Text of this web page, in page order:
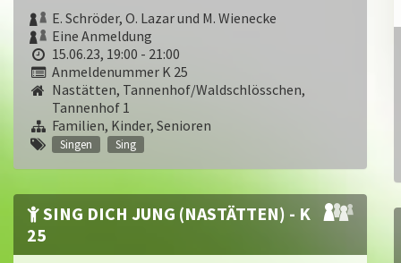
E. Schröder, O. Lazar und M. Wienecke
Eine Anmeldung
15.06.23, 19:00 - 21:00
Anmeldenummer K 25
Nastätten, Tannenhof/Waldschlösschen,
Tannenhof 1
Familien, Kinder, Senioren
Singen Sing
SING DICH JUNG (NASTÄTTEN) - K
25